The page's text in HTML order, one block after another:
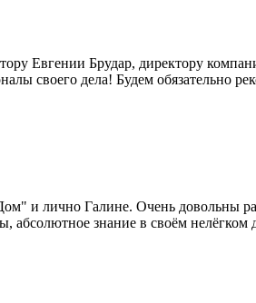
Евгении Брудар, директору
своего дела! Будем обязательно
и лично Галине. Очень довольны
абсолютное знание в своём нелёгком